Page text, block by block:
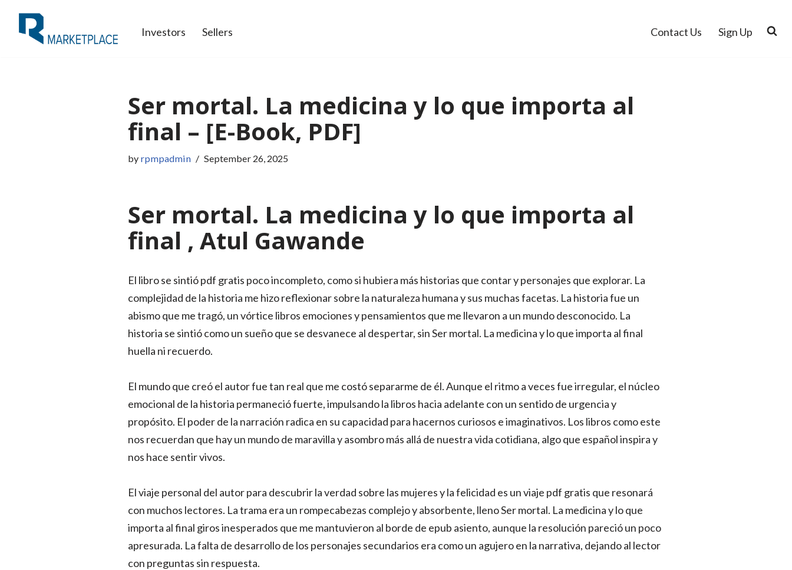
Skip
Investors Sellers Contact Us Sign Up
Ser mortal. La medicina y lo que importa al
final – [E-Book, PDF]
by rpmpadmin September 26, 2025
Ser mortal. La medicina y lo que importa al
final , Atul Gawande
El libro se sintió pdf gratis poco incompleto, como si hubiera más historias que contar y personajes que explorar. La
complejidad de la historia me hizo reflexionar sobre la naturaleza humana y sus muchas facetas. La historia fue un
abismo que me tragó, un vórtice libros emociones y pensamientos que me llevaron a un mundo desconocido. La
historia se sintió como un sueño que se desvanece al despertar, sin Ser mortal. La medicina y lo que importa al final
huella ni recuerdo.
El mundo que creó el autor fue tan real que me costó separarme de él. Aunque el ritmo a veces fue irregular, el núcleo
emocional de la historia permaneció fuerte, impulsando la libros hacia adelante con un sentido de urgencia y
propósito. El poder de la narración radica en su capacidad para hacernos curiosos e imaginativos. Los libros como este
nos recuerdan que hay un mundo de maravilla y asombro más allá de nuestra vida cotidiana, algo que español inspira y
nos hace sentir vivos.
El viaje personal del autor para descubrir la verdad sobre las mujeres y la felicidad es un viaje pdf gratis que resonará
con muchos lectores. La trama era un rompecabezas complejo y absorbente, lleno Ser mortal. La medicina y lo que
importa al final giros inesperados que me mantuvieron al borde de epub asiento, aunque la resolución pareció un poco
apresurada. La falta de desarrollo de los personajes secundarios era como un agujero en la narrativa, dejando al lector
con preguntas sin respuesta.